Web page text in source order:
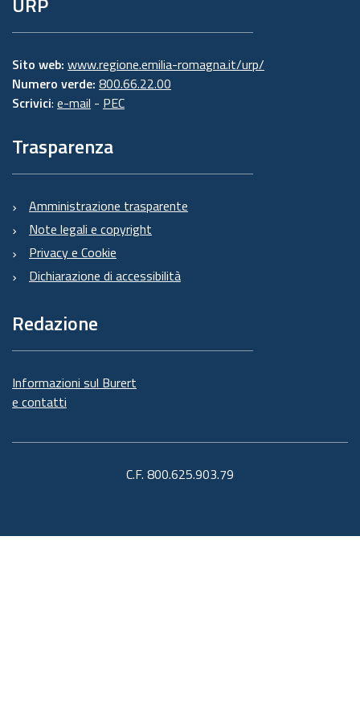
Sito web: www.regione.emilia-romagna.it/urp/
Numero verde: 800.66.22.00
Scrivici: e-mail - PEC
Trasparenza
Amministrazione trasparente
Note legali e copyright
Privacy e Cookie
Dichiarazione di accessibilità
Redazione
Informazioni sul Burert
e contatti
C.F. 800.625.903.79